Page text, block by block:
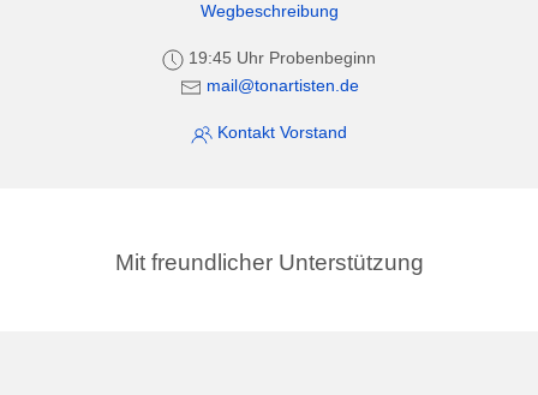
Wegbeschreibung
19:45 Uhr Probenbeginn
mail@tonartisten.de
Kontakt Vorstand
Mit freundlicher Unterstützung